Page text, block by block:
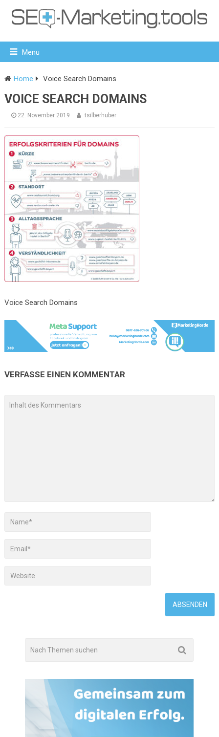
Menu
Home Voice Search Domains
VOICE SEARCH DOMAINS
22. November 2019 tsilberhuber
Voice Search Domains
VERFASSE EINEN KOMMENTAR